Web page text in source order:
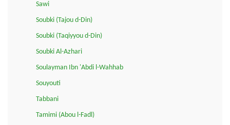
Sawi
Soubki (Tajou d-Din)
Soubki (Taqiyyou d-Din)
Soubki Al-Azhari
Soulayman Ibn 'Abdi l-Wahhab
Souyouti
Tabbani
Tamimi (Abou l-Fadl)